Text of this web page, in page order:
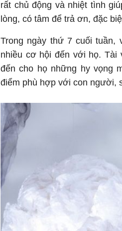
rất chủ động và nhiệt tình
lòng, có tâm để trả ơn, đặc
Trong ngày thứ 7 cuối tuần,
nhiều cơ hội đến với họ. Tài
đến cho họ những hy vọng
điểm phù hợp với con người,